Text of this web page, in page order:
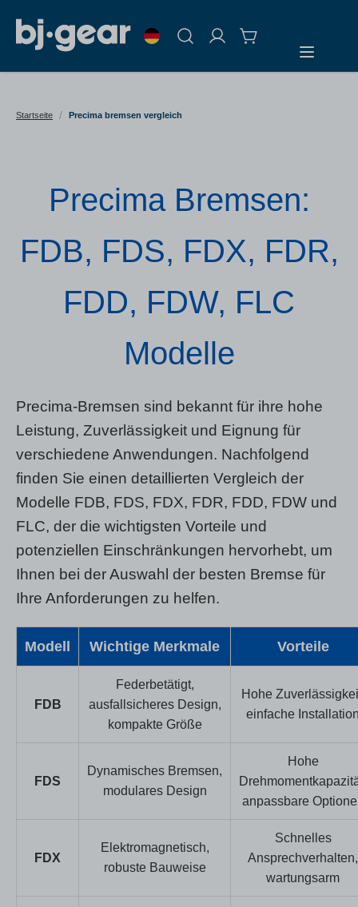
Suche
Startseite / Precima bremsen vergleich
Precima Bremsen:
FDB, FDS, FDX, FDR,
FDD, FDW, FLC
Modelle
Precima-Bremsen sind bekannt für ihre hohe
Leistung, Zuverlässigkeit und Eignung für
verschiedene Anwendungen. Nachfolgend
finden Sie einen detaillierten Vergleich der
Modelle FDB, FDS, FDX, FDR, FDD, FDW und
FLC, der die wichtigsten Vorteile und
potenziellen Einschränkungen hervorhebt, um
Ihnen bei der Auswahl der besten Bremse für
Ihre Anforderungen zu helfen.
Modell Wichtige Merkmale Vorteile
FDB
Federbetätigt,
ausfallsicheres Design,
kompakte Größe
Hohe
einfache
FDS
Dynamisches Bremsen,
modulares Design
Hohe
anpassbare
FDX
Elektromagnetisch,
robuste Bauweise
Schnelles
Ansprechverhalten,
wartungsarm